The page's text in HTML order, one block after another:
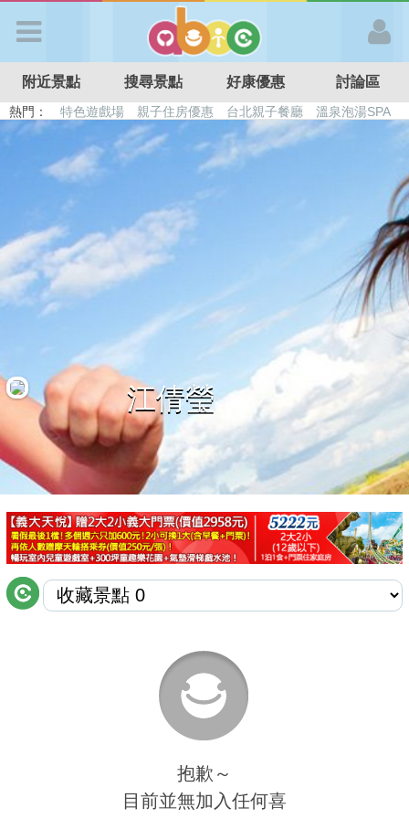
APP登入
首 頁
搜尋景點
好康優惠
最新留言
商家合作
推薦景點
討論區
聯絡我們
附近景點 搜尋景點 好康優惠 討論區
熱門： 特色遊戲場 親子住房優惠 台北親子餐廳
溫泉泡湯SPA
溜滑梯民宿
觀光工廠 日本親子景點
江倩瑩
抱歉～
目前並無加入任何喜